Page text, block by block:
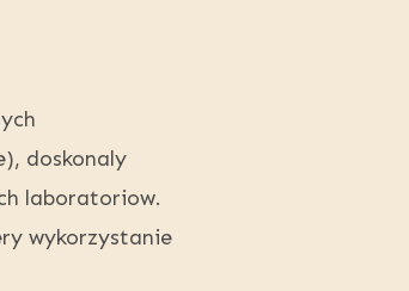
doskonaly
laboratoriow.
wykorzystanie